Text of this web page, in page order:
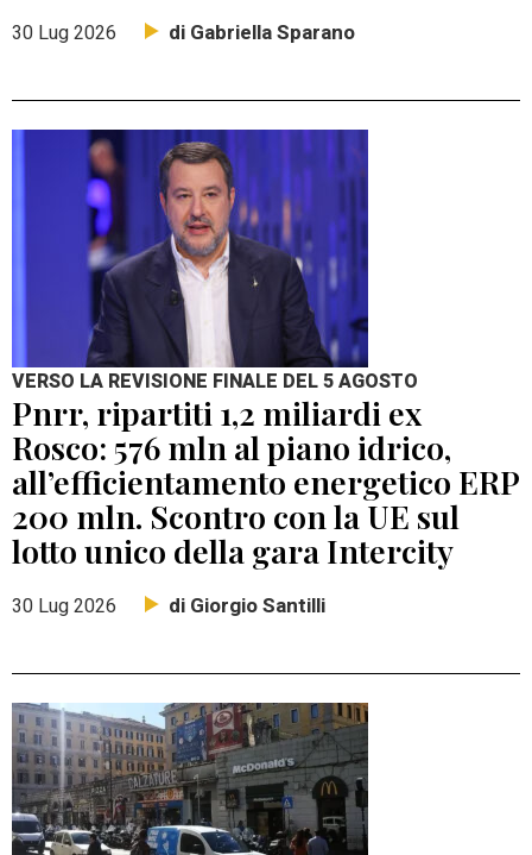
30 Lug 2026 di Gabriella Sparano
VERSO LA REVISIONE FINALE DEL 5 AGOSTO
Pnrr, ripartiti 1,2 miliardi ex
Rosco: 576 mln al piano idrico,
all’efficientamento energetico ERP
200 mln. Scontro con la UE sul
lotto unico della gara Intercity
30 Lug 2026 di Giorgio Santilli